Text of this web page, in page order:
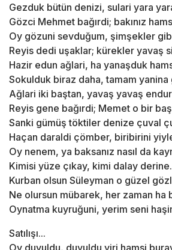
Gezduk bütün denizi, sulari yara
Gözci Mehmet bağırdi; bakınız
Oy gözuni sevduğum, şimşekler
Reyis dedi uşaklar; kürekler yavaş
Hazir edun ağlari, ha yanaşduk
Sokulduk biraz daha, tamam yanina
Ağlari iki baştan, yavaş yavaş
Reyis gene bağırdi; Memet o bir
Sanki gümüş töktiler denize çuval
Haçan daraldi çömber, biribirini
Oy nenem, ya baksanız nasıl da
Kimisi yüze çıkay, kimi dalay derine.
Kurban olsun Süleyman o güzel
Ne olursun mübarek, her zaman ha
Oynatma kuyruğuni, yerim seni
Satılışı...